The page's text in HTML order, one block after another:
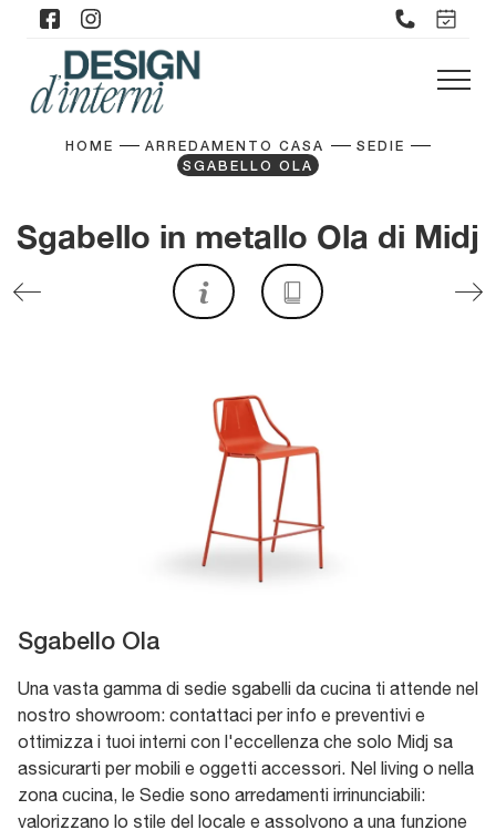
HOME ARREDAMENTO CASA
SEDIE
SGABELLO OLA
Sgabello in metallo Ola di Midj
Sgabello Ola
Una vasta gamma di sedie sgabelli da cucina ti attende nel
nostro showroom: contattaci per info e preventivi e
ottimizza i tuoi interni con l'eccellenza che solo Midj sa
assicurarti per mobili e oggetti accessori. Nel living o nella
zona cucina, le Sedie sono arredamenti irrinunciabili:
valorizzano lo stile del locale e assolvono a una funzione